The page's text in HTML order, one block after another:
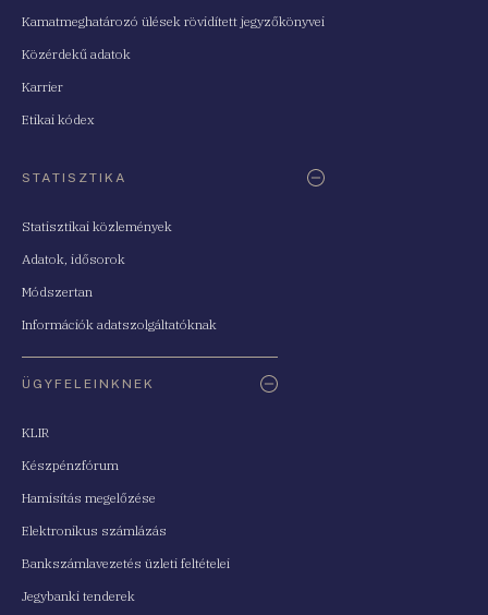
Kamatmeghatározó ülések rövidített jegyzőkönyvei
Közérdekű adatok
Karrier
Etikai kódex
STATISZTIKA
Statisztikai közlemények
Adatok, idősorok
Módszertan
Információk adatszolgáltatóknak
ÜGYFELEINKNEK
KLIR
Készpénzfórum
Hamisítás megelőzése
Elektronikus számlázás
Bankszámlavezetés üzleti feltételei
Jegybanki tenderek